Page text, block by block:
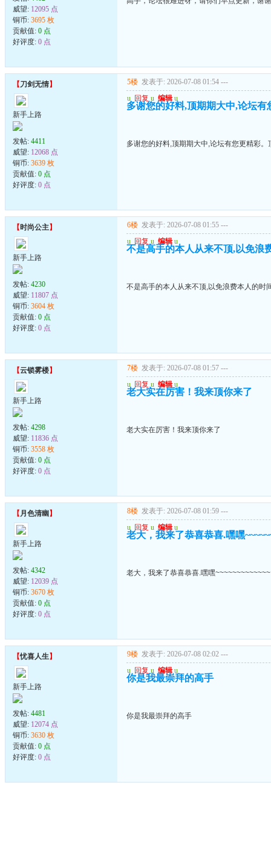
威望: 12095 点
铜币: 3695 枚
贡献值: 0 点
好评度: 0 点
【刀剑无情】
新手上路
发帖: 4411
威望: 12068 点
铜币: 3639 枚
贡献值: 0 点
好评度: 0 点
5楼 发表于: 2026-07-08 01:54 ---
u 回复 u 编辑 u
多谢您的好料,顶期期大中,论坛有
多谢您的好料,顶期期大中,论坛有您更精彩。
【时尚公主】
新手上路
发帖: 4230
威望: 11807 点
铜币: 3604 枚
贡献值: 0 点
好评度: 0 点
6楼 发表于: 2026-07-08 01:55 ---
u 回复 u 编辑 u
不是高手的本人从来不顶,以免浪
不是高手的本人从来不顶,以免浪费本人的时
【云锁雾楼】
新手上路
发帖: 4298
威望: 11836 点
铜币: 3558 枚
贡献值: 0 点
好评度: 0 点
7楼 发表于: 2026-07-08 01:57 ---
u 回复 u 编辑 u
老大实在厉害！我来顶你来了
老大实在厉害！我来顶你来了
【月色清幽 】
新手上路
发帖: 4342
威望: 12039 点
铜币: 3670 枚
贡献值: 0 点
好评度: 0 点
8楼 发表于: 2026-07-08 01:59 ---
u 回复 u 编辑 u
老大，我来了恭喜恭喜.嘿嘿
老大，我来了恭喜恭喜.嘿嘿~~~~~~~~~~~~~
【忧喜人生】
新手上路
发帖: 4481
威望: 12074 点
铜币: 3630 枚
贡献值: 0 点
好评度: 0 点
9楼 发表于: 2026-07-08 02:02 ---
u 回复 u 编辑 u
你是我最崇拜的高手
你是我最崇拜的高手